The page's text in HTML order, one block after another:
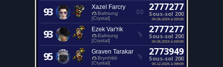
93 Xazel Farcry
Balmung
[Crystal]
2777277
Sous-sol 200
04.06.2024 à 02h39
93 Ezek Var'rik
Balmung
[Crystal]
2777277
Sous-sol 200
04.06.2024 à 02h39
95 Graven Tarakar
Brynhildr
[Crystal]
2773949
Sous-sol 200
04.12.2025 à 09h09